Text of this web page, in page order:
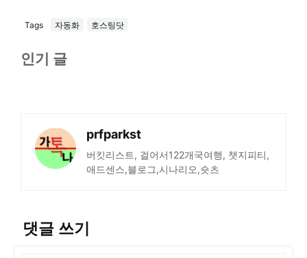
Tags 자동화 호스팅닷
인기 글
prfparkst
버킷리스트, 걸어서122개국여행, 챗지피티,
애드센스,블로그,시나리오,숏츠
댓글 쓰기